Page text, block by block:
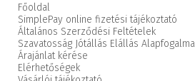
Főoldal
SimplePay online fizetési tájékoztató
Általános Szerződési Feltételek
Szavatosság Jótállás Elállás
Árajánlat kérése
Elérhetőségek